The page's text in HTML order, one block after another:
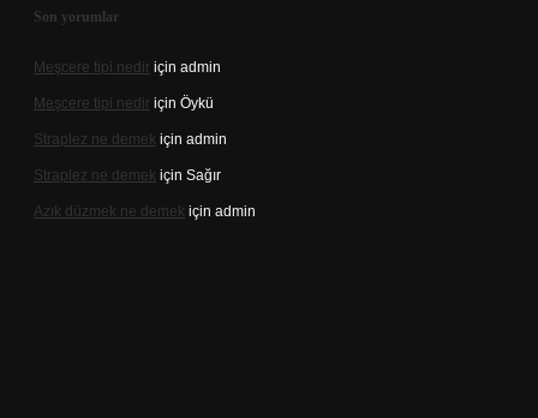
Son yorumlar
Meşcere tipi nedir için admin
Meşcere tipi nedir için Öykü
Straplez ne demek için admin
Straplez ne demek için Sağır
Azık düzmek ne demek için admin